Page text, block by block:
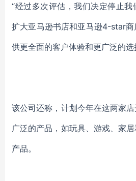
“经过多次评估，我们决定停止
扩大亚马逊书店和亚马逊4-star
供更全面的客户体验和更广泛的选
该公司还称，计划今年在这两家
广泛的产品，如玩具、游戏、家
产品。